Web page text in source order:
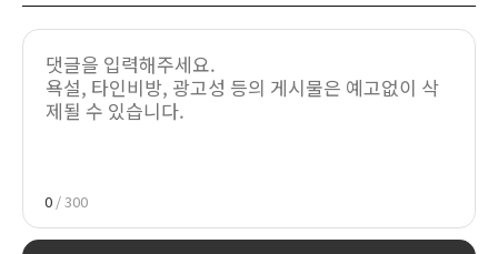
0 / 300